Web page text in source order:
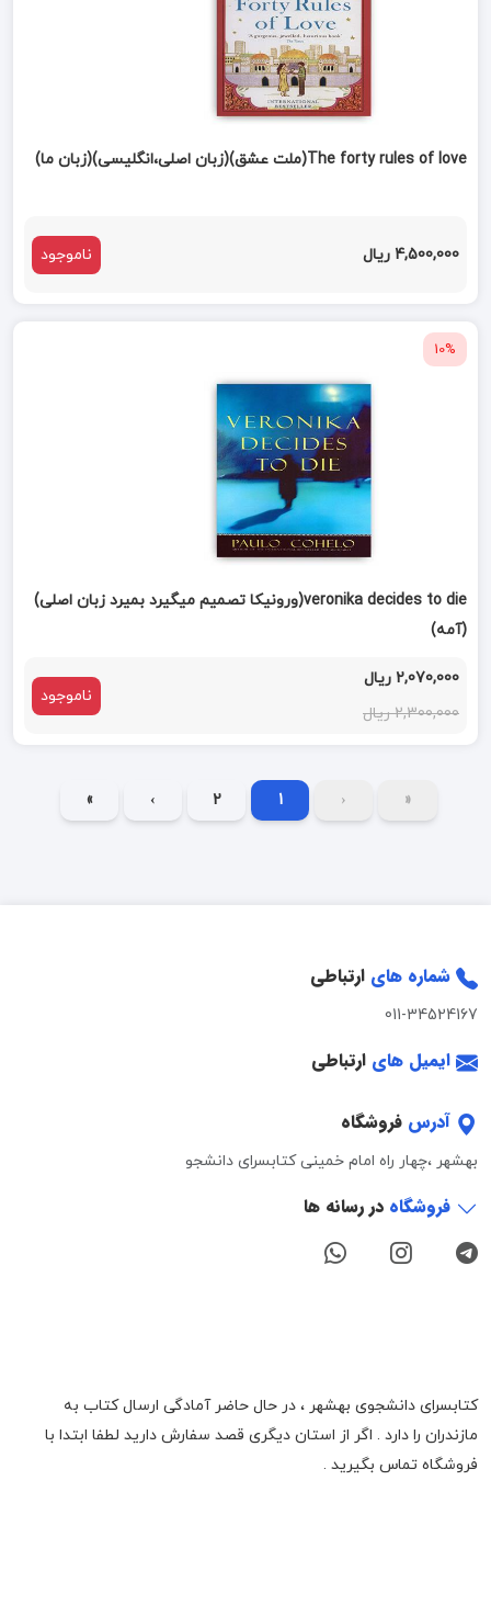
The forty rules of love(ملت عشق)(زبان اصلی،انگلیسی)(زبان ما)
4,500,000 ریال ناموجود
10%
veronika decides to die(ورونیکا تصمیم میگیرد بمیرد زبان اصلی)
(آمه)
2,070,000 ریال
2,300,000 ریال
ناموجود
«
‹
1
2
›
»
شماره های ارتباطی
011-34524167
ایمیل های ارتباطی
آدرس فروشگاه
بهشهر ،چهار راه امام خمینی کتابسرای دانشجو
فروشگاه در رسانه ها
کتابسرای دانشجوی بهشهر ، در حال حاضر آمادگی ارسال کتاب به
مازندران را دارد . اگر از استان دیگری قصد سفارش دارید لطفا ابتدا با
فروشگاه تماس بگیرید .